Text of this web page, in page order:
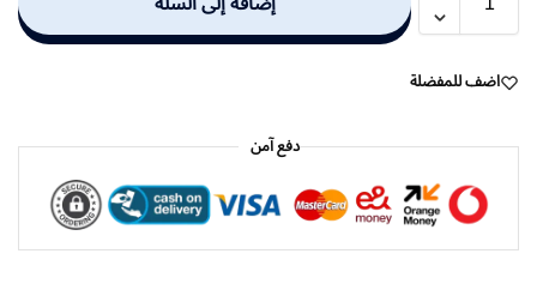
اضف للمفضلة
دفع آمن